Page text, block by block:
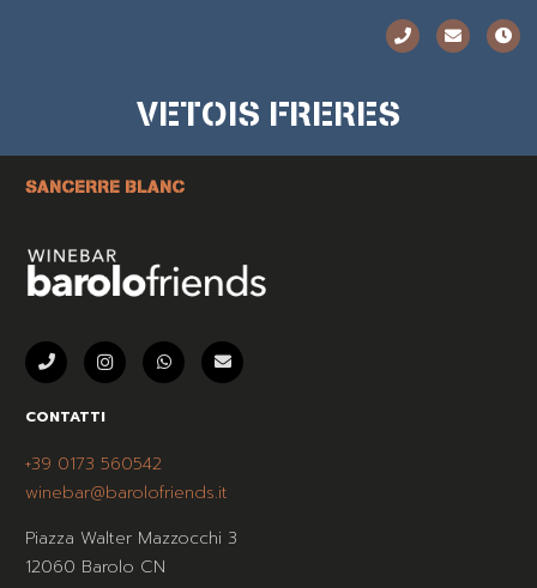
VETOIS FRERES
SANCERRE BLANC
CONTATTI
+39 0173 560542
winebar@barolofriends.it
Piazza Walter Mazzocchi 3
12060 Barolo CN